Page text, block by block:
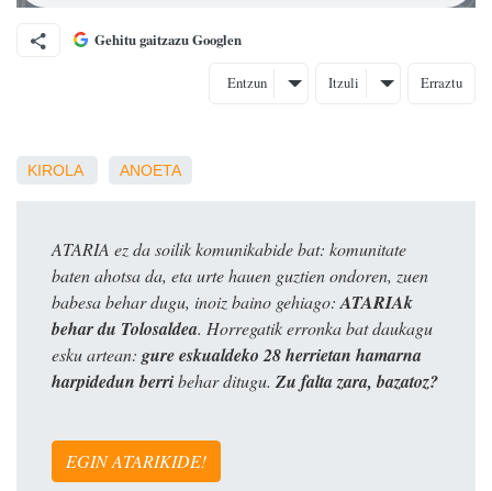
Gehitu gaitzazu Googlen
Entzun Itzuli Erraztu
KIROLA ANOETA
ATARIA ez da soilik komunikabide bat: komunitate
baten ahotsa da, eta urte hauen guztien ondoren, zuen
babesa behar dugu, inoiz baino gehiago: ATARIAk
behar du Tolosaldea. Horregatik erronka bat daukagu
esku artean: gure eskualdeko 28 herrietan hamarna
harpidedun berribehar ditugu. Zu falta zara, bazatoz?
EGIN ATARIKIDE!